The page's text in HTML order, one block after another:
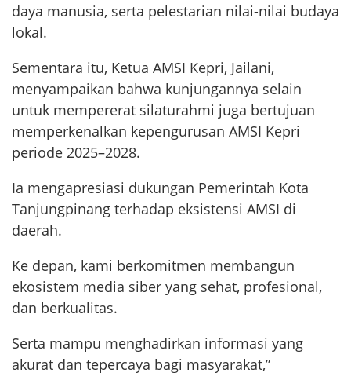
daya manusia, serta pelestarian nilai-nilai budaya
lokal.
Sementara itu, Ketua AMSI Kepri, Jailani,
menyampaikan bahwa kunjungannya selain
untuk mempererat silaturahmi juga bertujuan
memperkenalkan kepengurusan AMSI Kepri
periode 2025–2028.
Ia mengapresiasi dukungan Pemerintah Kota
Tanjungpinang terhadap eksistensi AMSI di
daerah.
Ke depan, kami berkomitmen membangun
ekosistem media siber yang sehat, profesional,
dan berkualitas.
Serta mampu menghadirkan informasi yang
akurat dan tepercaya bagi masyarakat,”